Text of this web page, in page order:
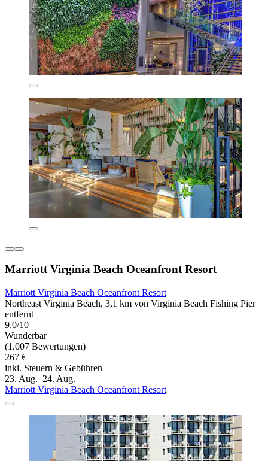
Marriott Virginia Beach Oceanfront Resort
Marriott Virginia Beach Oceanfront Resort
Northeast Virginia Beach, 3,1 km von Virginia Beach Fishing Pier
entfernt
9,0/10
Wunderbar
(1.007 Bewertungen)
267 €
inkl. Steuern & Gebühren
23. Aug.–24. Aug.
Marriott Virginia Beach Oceanfront Resort